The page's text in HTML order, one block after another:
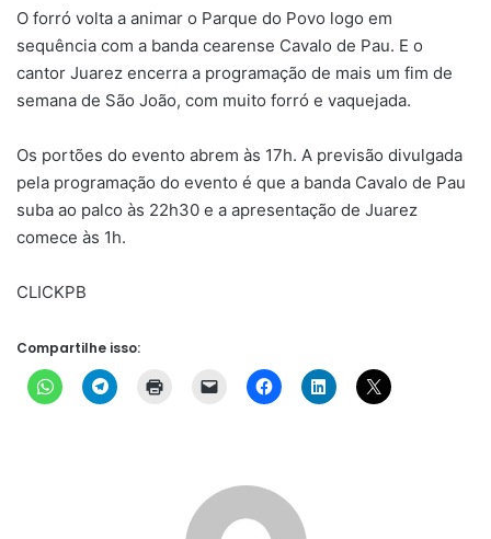
O forró volta a animar o Parque do Povo logo em
sequência com a banda cearense Cavalo de Pau. E o
cantor Juarez encerra a programação de mais um fim de
semana de São João, com muito forró e vaquejada.
Os portões do evento abrem às 17h. A previsão divulgada
pela programação do evento é que a banda Cavalo de Pau
suba ao palco às 22h30 e a apresentação de Juarez
comece às 1h.
CLICKPB
Compartilhe isso: